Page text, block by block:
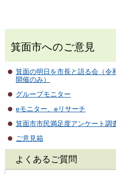
箕面市へのご意見
箕面の明日を市長と語る会（
開催のみ）
グループモニター
eモニター、eリサーチ
箕面市市民満足度アンケート調
ご意見箱
よくあるご質問